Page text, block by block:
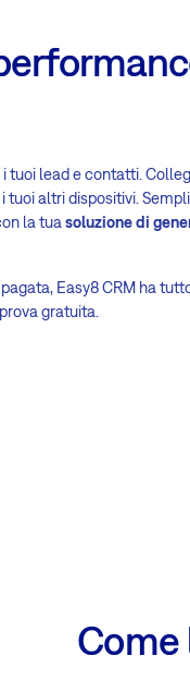
tuoi lead e contatti.
tuoi altri dispositivi.
la tua soluzione di
Easy8 CRM ha
gratuita.